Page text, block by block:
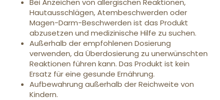
Bei Anzeichen von allergischen Reaktionen,
Hautausschlägen, Atembeschwerden oder
Magen-Darm-Beschwerden ist das Produkt
abzusetzen und medizinische Hilfe zu suchen.
Außerhalb der empfohlenen Dosierung
verwenden, da Überdosierung zu unerwünschten
Reaktionen führen kann. Das Produkt ist kein
Ersatz für eine gesunde Ernährung.
Aufbewahrung außerhalb der Reichweite von
Kindern.